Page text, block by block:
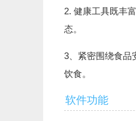
2. 健康工具既丰
态。
3、紧密围绕食品
饮食。
软件功能